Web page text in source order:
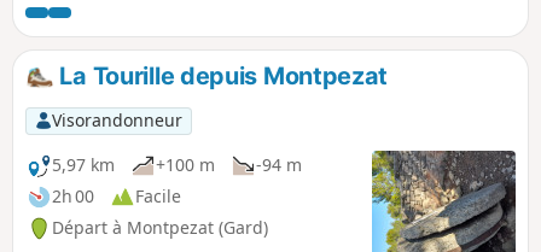
et des vues au lointain de la région.
La Tourille depuis Montpezat
Visorandonneur
5,97 km
+100 m
-94 m
2h 00
Facile
Départ à Montpezat (Gard)